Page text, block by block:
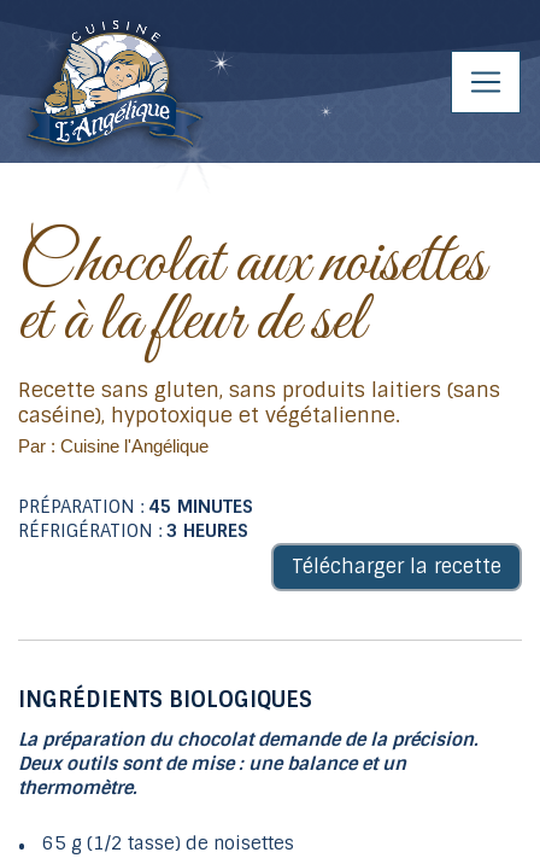
Chocolat aux noisettes
et à la fleur de sel
Recette sans gluten, sans produits laitiers (sans
caséine), hypotoxique et végétalienne.
Par : Cuisine l'Angélique
PRÉPARATION : 45 MINUTES
RÉFRIGÉRATION : 3 HEURES
Télécharger la recette
INGRÉDIENTS BIOLOGIQUES
La préparation du chocolat demande de la précision.
Deux outils sont de mise : une balance et un
thermomètre.
65 g (1/2 tasse) de noisettes